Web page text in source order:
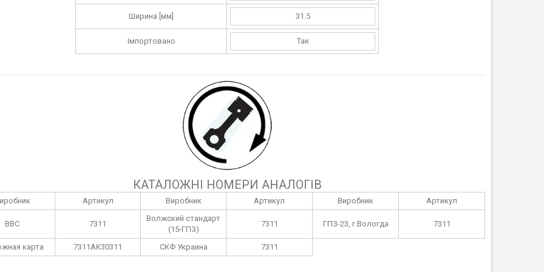
Ширина [мм] 31.5
Імпортовано Так
КАТАЛОЖНІ НОМЕРИ АНАЛОГІВ
Артикул Виробник Артикул Виробник Артикул
BBC 7311
Волжский стандарт
(15-ГПЗ)
7311 ГПЗ-23, г.Вологда 7311
карта 7311АК30311 СКФ Украина 7311